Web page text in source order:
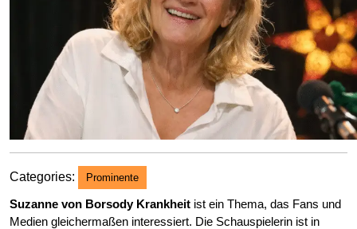
Categories: Prominente
Suzanne von Borsody Krankheit ist ein Thema, das Fans und
Medien gleichermaßen interessiert. Die Schauspielerin ist in